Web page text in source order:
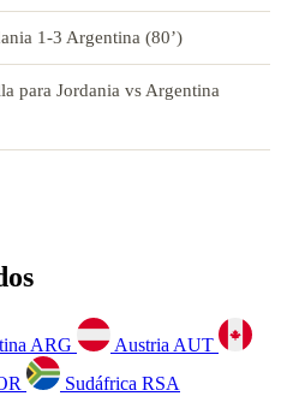
1-3 Argentina (80’)
para Jordania vs Argentina
ARG Austria AUT
Sudáfrica RSA